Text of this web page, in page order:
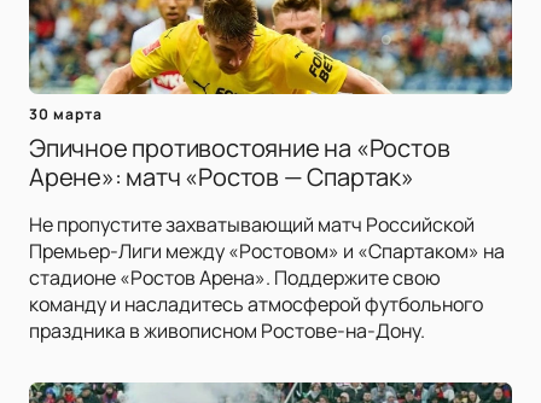
30 марта
Эпичное противостояние на «Ростов
Арене»: матч «Ростов — Спартак»
Не пропустите захватывающий матч Российской
Премьер-Лиги между «Ростовом» и «Спартаком» на
стадионе «Ростов Арена». Поддержите свою
команду и насладитесь атмосферой футбольного
праздника в живописном Ростове-на-Дону.